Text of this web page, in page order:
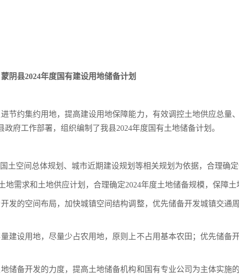
蒙阴县2024年度国有建设用地储备计划
节约集约用地，提高建设用地保障能力，有效调控土地供应总量
府工作部署，组织编制了我县2024年度国有土地储备计划。
土空间总体规划、城市近期建设规划等相关规划为依据，合理确定
地需求和土地供应计划，合理确定2024年度土地储备规模，保障土
发的空间布局，加快城镇空间结构调整，优先储备开发城镇交通
建设用地，尽量少占农用地，原则上不占用基本农田；优先储备
储备开发的力度，提高土地储备机构和国有专业公司为主体实施